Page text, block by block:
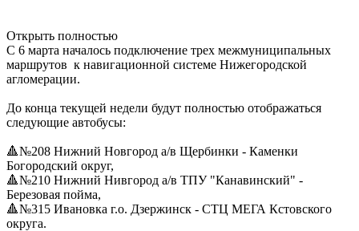
Открыть полностью
С 6 марта началось подключение трех межмуниципальных
маршрутов к навигационной системе Нижегородской
агломерации.
До конца текущей недели будут полностью отображаться
следующие автобусы:
🔺№208 Нижний Новгород а/в Щербинки - Каменки
Богородский округ,
🔺№210 Нижний Нивгород а/в ТПУ "Канавинский" -
Березовая пойма,
🔺№315 Ивановка г.о. Дзержинск - СТЦ МЕГА Кстовского
округа.